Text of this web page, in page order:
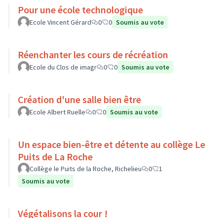
Pour une école technologique
Ecole Vincent Gérard 0 0 Soumis au vote
Réenchanter les cours de récréation
Ecole du Clos de imagr 0 0 Soumis au vote
Création d'une salle bien être
Ecole Albert Ruelle 0 0 Soumis au vote
Un espace bien-être et détente au collège Le
Puits de La Roche
Collège le Puits de la Roche, Richelieu 0
1
Soumis au vote
Végétalisons la cour !